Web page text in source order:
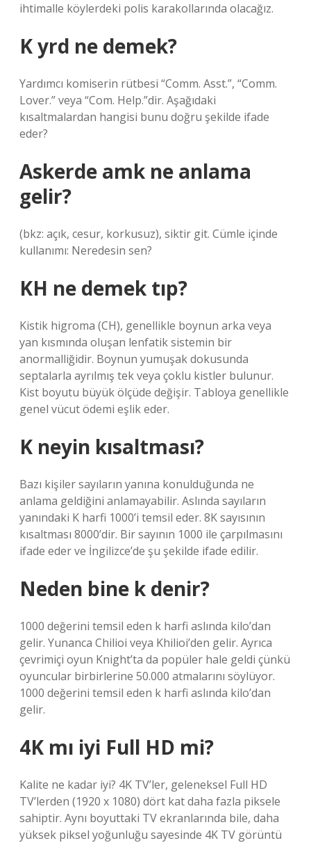
ihtimalle köylerdeki polis karakollarında olacağız.
K yrd ne demek?
Yardımcı komiserin rütbesi “Comm. Asst.”, “Comm.
Lover.” veya “Com. Help.”dir. Aşağıdaki
kısaltmalardan hangisi bunu doğru şekilde ifade
eder?
Askerde amk ne anlama
gelir?
(bkz: açık, cesur, korkusuz), siktir git. Cümle içinde
kullanımı: Neredesin sen?
KH ne demek tıp?
Kistik higroma (CH), genellikle boynun arka veya
yan kısmında oluşan lenfatik sistemin bir
anormalliğidir. Boynun yumuşak dokusunda
septalarla ayrılmış tek veya çoklu kistler bulunur.
Kist boyutu büyük ölçüde değişir. Tabloya genellikle
genel vücut ödemi eşlik eder.
K neyin kısaltması?
Bazı kişiler sayıların yanına konulduğunda ne
anlama geldiğini anlamayabilir. Aslında sayıların
yanındaki K harfi 1000’i temsil eder. 8K sayısının
kısaltması 8000’dir. Bir sayının 1000 ile çarpılmasını
ifade eder ve İngilizce’de şu şekilde ifade edilir.
Neden bine k denir?
1000 değerini temsil eden k harfi aslında kilo’dan
gelir. Yunanca Chilioi veya Khilioi’den gelir. Ayrıca
çevrimiçi oyun Knight’ta da popüler hale geldi çünkü
oyuncular birbirlerine 50.000 atmalarını söylüyor.
1000 değerini temsil eden k harfi aslında kilo’dan
gelir.
4K mı iyi Full HD mi?
Kalite ne kadar iyi? 4K TV’ler, geleneksel Full HD
TV’lerden (1920 x 1080) dört kat daha fazla piksele
sahiptir. Aynı boyuttaki TV ekranlarında bile, daha
yüksek piksel yoğunluğu sayesinde 4K TV görüntü